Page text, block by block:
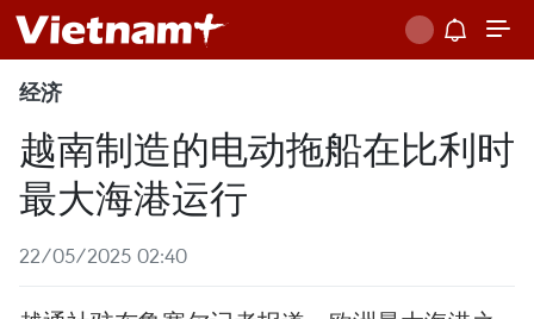
经济
越南制造的电动拖船在比利时
最大海港运行
22/05/2025 02:40